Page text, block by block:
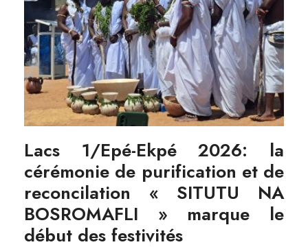
Lacs 1/Epé-Ekpé 2026: la
cérémonie de purification et de
reconcilation « SITUTU NA
BOSROMAFLI » marque le
début des festivités